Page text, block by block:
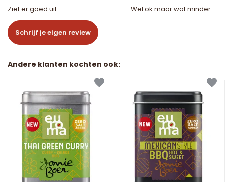
Ziet er goed uit.
Wel ok maar wat minder
Schrijf je eigen review
Andere klanten kochten ook: